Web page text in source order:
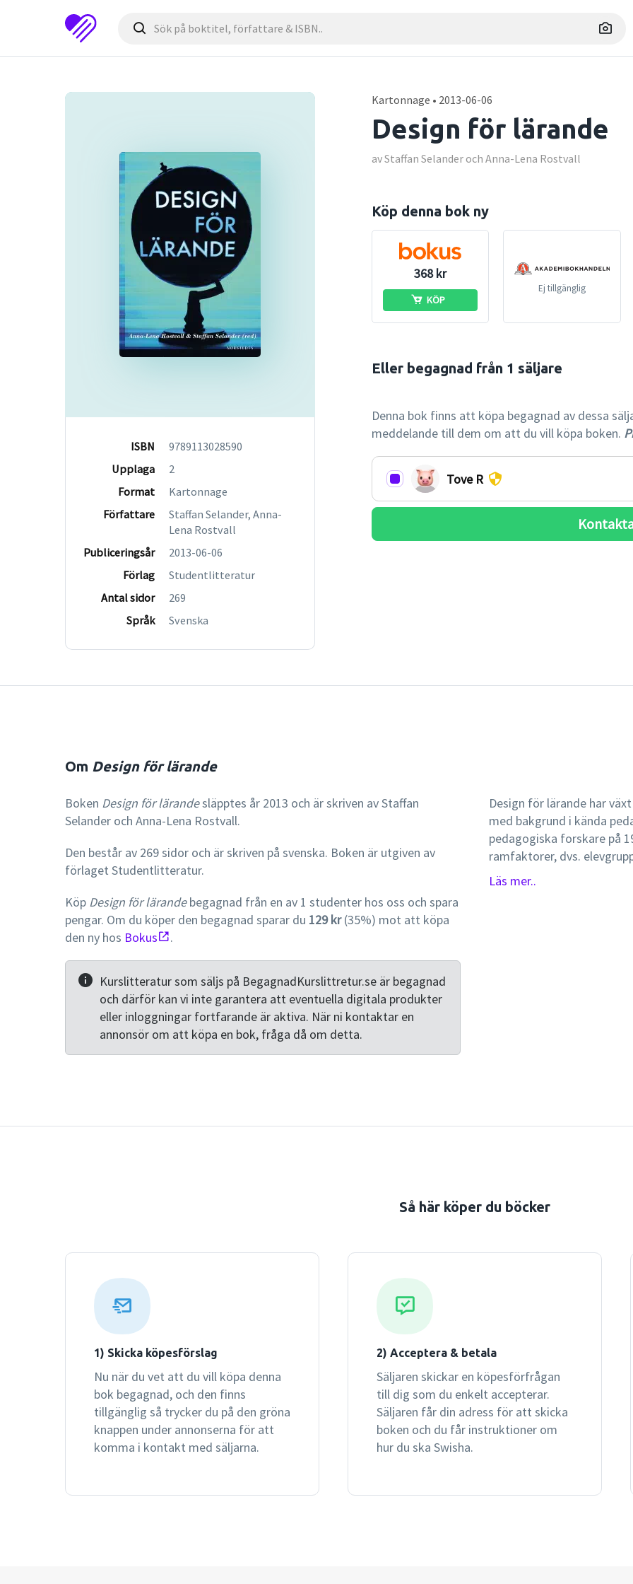
ISBN
9789113028590
Upplaga
2
Format
Kartonnage
Författare
Staffan Selander, Anna-
Lena Rostvall
Publiceringsår
2013-06-06
Förlag
Studentlitteratur
Antal sidor
269
Språk
Svenska
Kartonnage • 2013-06-06
Design för lärande
av Staffan Selander och Anna-Lena Rostvall
Köp denna bok ny
368 kr
KÖP
Ej tillgänglig
Eller begagnad från 1 säljare
Denna bok finns att köpa begagnad av dessa
meddelande till dem om att du vill köpa boken.
Tove R
Om Design för lärande
Boken Design för lärandesläpptes år 2013 och är skriven av Staffan
Selander och Anna-Lena Rostvall.
Den består av 269 sidor och är skriven på svenska. Boken är utgiven av
förlaget Studentlitteratur.
Köp Design för lärandebegagnad från en av 1 studenter hos oss och spara
pengar. Om du köper den begagnad sparar du 129 kr(35%) mot att köpa
den ny hos Bokus .
Kurslitteratur som säljs på BegagnadKurslittretur.se är begagnad
och därför kan vi inte garantera att eventuella digitala produkter
eller inloggningar fortfarande är aktiva. När ni kontaktar en
annonsör om att köpa en bok, fråga då om detta.
Design för lärande har
med bakgrund i kända
pedagogiska forskare på
ramfaktorer, dvs.
man konstruerar prov
Läs mer..
Så här köper du böcker
1) Skicka köpesförslag
Nu när du vet att du vill köpa denna
bok begagnad, och den finns
tillgänglig så trycker du på den gröna
knappen under annonserna för att
komma i kontakt med säljarna.
2) Acceptera & betala
Säljaren skickar en köpesförfrågan
till dig som du enkelt accepterar.
Säljaren får din adress för att skicka
boken och du får instruktioner om
hur du ska Swisha.